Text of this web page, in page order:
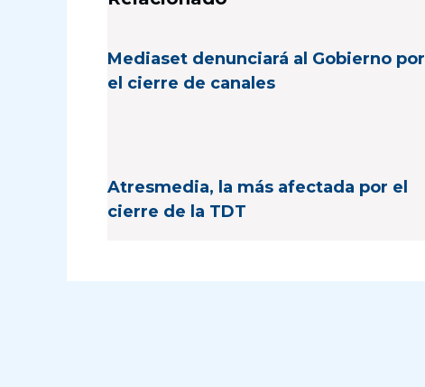
Mediaset denunciará al Gobierno por
el cierre de canales
Atresmedia, la más afectada por el
cierre de la TDT